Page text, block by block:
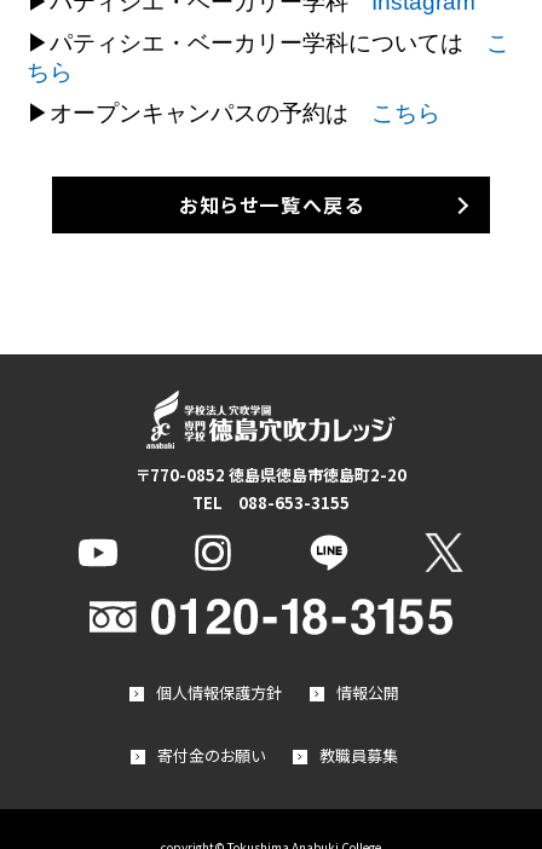
▶パティシエ・ベーカリー学科については こ
ちら
▶オープンキャンパスの予約は こちら
お知らせ一覧へ戻る
〒770-0852 徳島県徳島市徳島町2-20
TEL 088-653-3155
個人情報保護方針 情報公開
寄付金のお願い 教職員募集